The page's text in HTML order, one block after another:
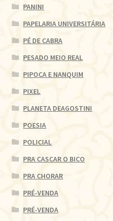
PANINI
PAPELARIA UNIVERSITÁRIA
PÉ DE CABRA
PESADO MEIO REAL
PIPOCA E NANQUIM
PIXEL
PLANETA DEAGOSTINI
POESIA
POLICIAL
PRA CASCAR O BICO
PRA CHORAR
PRÉ-VENDA
PRÉ-VENDA